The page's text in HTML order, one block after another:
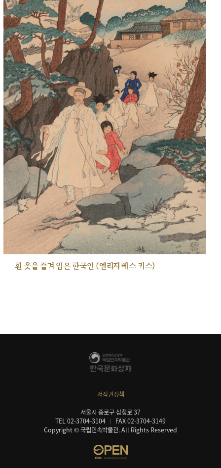
흰 옷을 즐겨 입은 한국인 (엘리자베스 키스)
저작권정책
서울시 종로구 삼청로 37
TEL 02-3704-3104
FAX 02-3704-3149
Copyright © 국립민속박물관. All Rights Reserved